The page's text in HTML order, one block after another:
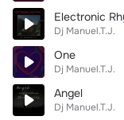
Electronic
Dj Manuel.T.J.
One
Dj Manuel.T.J.
Angel
Dj Manuel.T.J.